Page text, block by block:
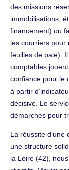
des missions
immobilisations,
financement) ou
les courriers pour
feuilles de paie).
comptables
confiance pour le
à partir
décisive. Le
démarches pour
La réussite d'une
une structure
la Loire (42),